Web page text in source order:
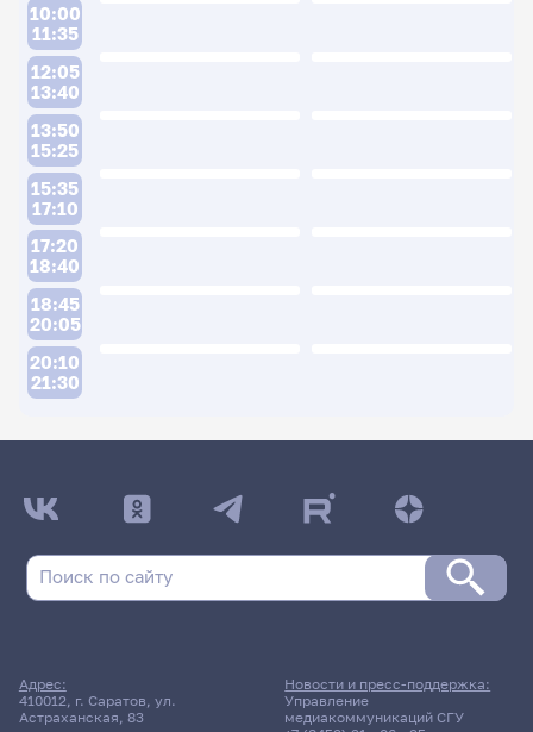
10:00
11:35
12:05
13:40
13:50
15:25
15:35
17:10
17:20
18:40
18:45
20:05
20:10
21:30
ДАТА ПОСЛЕДНЕГО ОБНОВЛЕНИЯ:
05.05.2026
Анатольевич
Экзамен
Производственная практика:
Адрес:
410012, г. Саратов, ул.
Астраханская, 83
Новости и пресс-поддержка:
Управление
медиакоммуникаций СГУ